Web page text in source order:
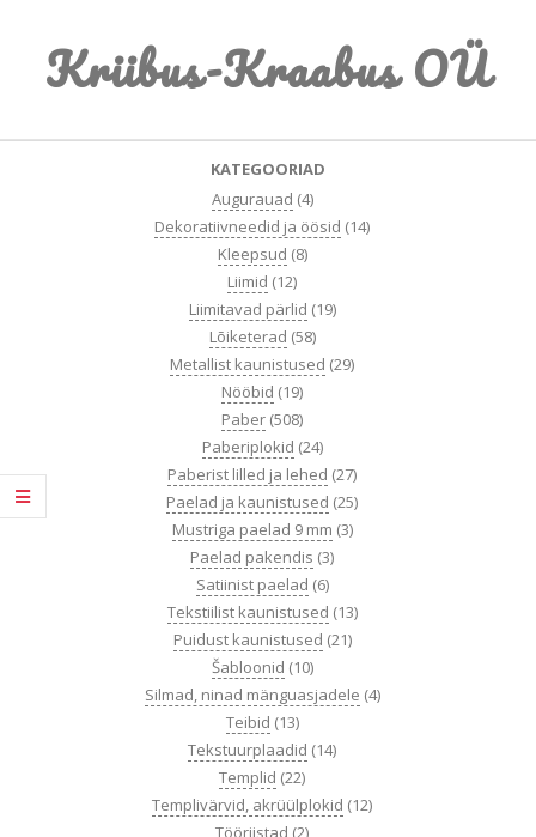
contentKriibus-Kraabus OÜ
KATEGOORIAD
Augurauad (4)
Dekoratiivneedid ja öösid (14)
Kleepsud (8)
Liimid (12)
Liimitavad pärlid (19)
Lõiketerad (58)
Metallist kaunistused (29)
Nööbid (19)
Paber (508)
Paberiplokid (24)
Paberist lilled ja lehed (27)
Paelad ja kaunistused (25)
Mustriga paelad 9 mm (3)
Paelad pakendis (3)
Satiinist paelad (6)
Tekstiilist kaunistused (13)
Puidust kaunistused (21)
Šabloonid (10)
Silmad, ninad mänguasjadele (4)
Teibid (13)
Tekstuurplaadid (14)
Templid (22)
Templivärvid, akrüülplokid (12)
Tööriistad (2)